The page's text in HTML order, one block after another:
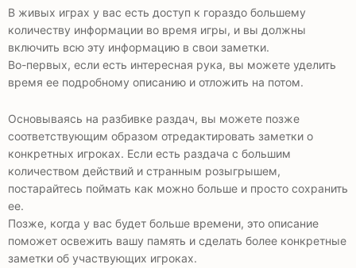
В живых играх у вас есть доступ к гораздо большему
количеству информации во время игры, и вы должны
включить всю эту информацию в свои заметки.
Во-первых, если есть интересная рука, вы можете уделить
время ее подробному описанию и отложить на потом.
Основываясь на разбивке раздач, вы можете позже
соответствующим образом отредактировать заметки о
конкретных игроках. Если есть раздача с большим
количеством действий и странным розыгрышем,
постарайтесь поймать как можно больше и просто сохранить
ее.
Позже, когда у вас будет больше времени, это описание
поможет освежить вашу память и сделать более конкретные
заметки об участвующих игроках.